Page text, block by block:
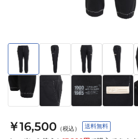
￥16,500 （税込） 送料無料